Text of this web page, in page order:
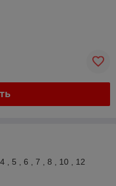
, 5 , 6 , 7 , 8 , 10 , 12